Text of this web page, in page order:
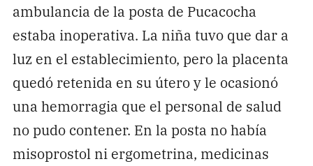
ambulancia de la posta de Pucacocha
estaba inoperativa. La niña tuvo que dar a
luz en el establecimiento, pero la placenta
quedó retenida en su útero y le ocasionó
una hemorragia que el personal de salud
no pudo contener. En la posta no había
misoprostol ni ergometrina, medicinas